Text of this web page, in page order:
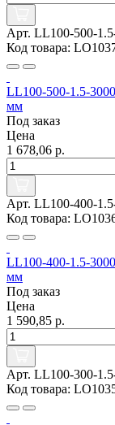
Арт. LL100-500-
Код товара:
LL100-500-1.5-
мм
Под заказ
Цена
1 678,06 р.
Арт. LL100-400-
Код товара:
LL100-400-1.5-
мм
Под заказ
Цена
1 590,85 р.
Арт. LL100-300-
Код товара: